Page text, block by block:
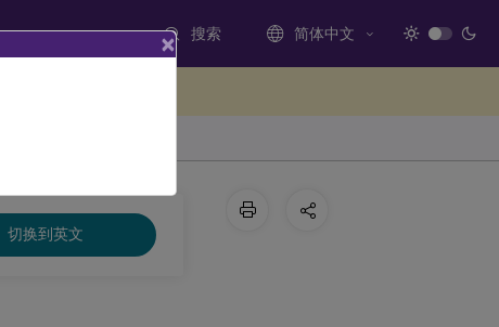
搜索 简体中文
切换到英文
×